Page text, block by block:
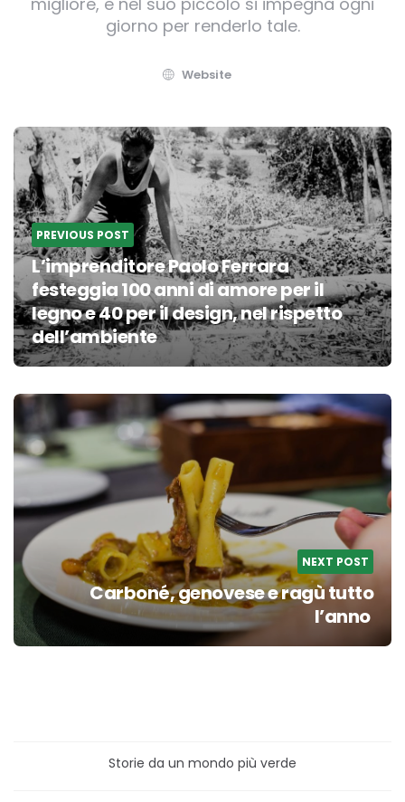
giorno per renderlo tale.
Website
Post
navigation
PREVIOUS POST
L’imprenditore Paolo Ferrara
festeggia 100 anni di amore per il
legno e 40 per il design, nel rispetto
dell’ambiente
NEXT POST
Carboné, genovese e ragù tutto
l’anno
Storie da un mondo più verde